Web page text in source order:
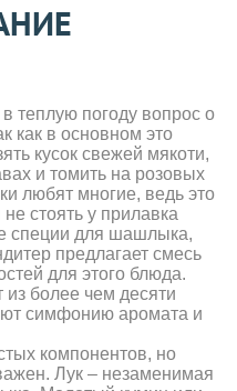
теплую погоду вопрос о
как в основном это
кусок свежей мякоти,
и томить на розовых
любят многие, ведь это
стоять у прилавка
специи для шашлыка,
предлагает смесь
для этого блюда.
более чем десяти
симфонию аромата и
компонентов, но
Лук – незаменимая